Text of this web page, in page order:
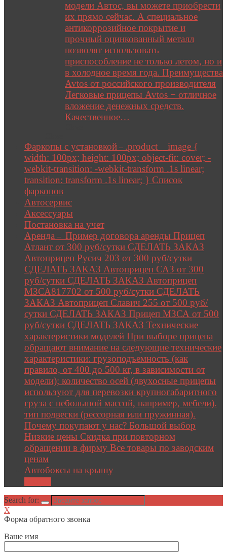
модели Автос, вы можете приобрести
их прямо сейчас. А специальное
антикоррозийное покрытие и
прочный оцинкованный металл
позволят использовать
приспособление не только летом, но и
в холодное время года. Преимущества
Avtos от российского производителя
Легковые прицепы Avtos − отличное
вложение денежных средств.
Качественное…
Фаркопы с установкой – .product__image {
width: 100px; height: 100px; object-fit: cover; -
webkit-transition: -webkit-transform .1s linear;
transition: transform .1s linear; } Список
фаркопов
Автосервис
Аксессуары
Постановка на учет
Аренда – Пример договора аренды Прицеп
Атлант от 300 руб/сутки СДЕЛАТЬ ЗАКАЗ
Автоприцеп Русич 203 от 300 руб/сутки
СДЕЛАТЬ ЗАКАЗ Автоприцеп САЗ от 300
руб/сутки СДЕЛАТЬ ЗАКАЗ Автоприцеп
МЗСА817702 от 500 руб/сутки СДЕЛАТЬ
ЗАКАЗ Автоприцеп Славич 255 от 500 руб/
сутки СДЕЛАТЬ ЗАКАЗ Прицеп МЗСА от 500
руб/сутки СДЕЛАТЬ ЗАКАЗ Технические
характеристики моделей При выборе прицепа
обращают внимание на следующие технические
характеристики: грузоподъемность (как
правило, от 400 до 500 кг, в зависимости от
модели); количество осей (двухосные прицепы
используют для перевозки крупногабаритного
груза с небольшой массой, например, мебели).
тип подвески (рессорная или пружинная).
Почему покупают у нас? Большой выбор
Низкие цены Скидка при повторном
обращении в фирму Все товары по заводским
ценам
Автобоксы на крышу
Search for:
X
Форма обратного звонка
Ваше имя